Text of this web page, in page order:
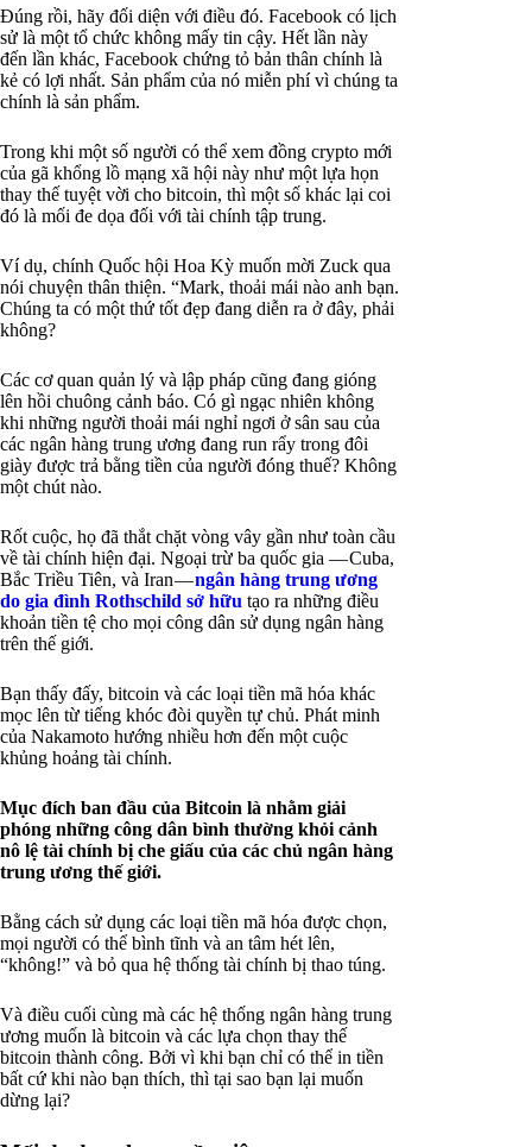
Đúng rồi, hãy đối diện với điều đó. Facebook có lịch
sử là một tổ chức không mấy tin cậy. Hết lần này
đến lần khác, Facebook chứng tỏ bản thân chính là
kẻ có lợi nhất. Sản phẩm của nó miễn phí vì chúng ta
chính là sản phẩm.
Trong khi một số người có thể xem đồng crypto mới
của gã khổng lồ mạng xã hội này như một lựa họn
thay thế tuyệt vời cho bitcoin, thì một số khác lại coi
đó là mối đe dọa đối với tài chính tập trung.
Ví dụ, chính Quốc hội Hoa Kỳ muốn mời Zuck qua
nói chuyện thân thiện. “Mark, thoải mái nào anh bạn.
Chúng ta có một thứ tốt đẹp đang diễn ra ở đây, phải
không?
Các cơ quan quản lý và lập pháp cũng đang gióng
lên hồi chuông cảnh báo. Có gì ngạc nhiên không
khi những người thoải mái nghỉ ngơi ở sân sau của
các ngân hàng trung ương đang run rẩy trong đôi
giày được trả bằng tiền của người đóng thuế? Không
một chút nào.
Rốt cuộc, họ đã thắt chặt vòng vây gần như toàn cầu
về tài chính hiện đại. Ngoại trừ ba quốc gia — Cuba,
Bắc Triều Tiên, và Iran —ngân hàng trung ương
do gia đình Rothschild sở hữu tạo ra những điều
khoản tiền tệ cho mọi công dân sử dụng ngân hàng
trên thế giới.
Bạn thấy đấy, bitcoin và các loại tiền mã hóa khác
mọc lên từ tiếng khóc đòi quyền tự chủ. Phát minh
của Nakamoto hướng nhiều hơn đến một cuộc
khủng hoảng tài chính.
Mục đích ban đầu của Bitcoin là nhằm giải
phóng những công dân bình thường khỏi cảnh
nô lệ tài chính bị che giấu của các chủ ngân hàng
trung ương thế giới.
Bằng cách sử dụng các loại tiền mã hóa được chọn,
mọi người có thể bình tĩnh và an tâm hét lên,
“không!” và bỏ qua hệ thống tài chính bị thao túng.
Và điều cuối cùng mà các hệ thống ngân hàng trung
ương muốn là bitcoin và các lựa chọn thay thế
bitcoin thành công. Bởi vì khi bạn chỉ có thể in tiền
bất cứ khi nào bạn thích, thì tại sao bạn lại muốn
dừng lại?